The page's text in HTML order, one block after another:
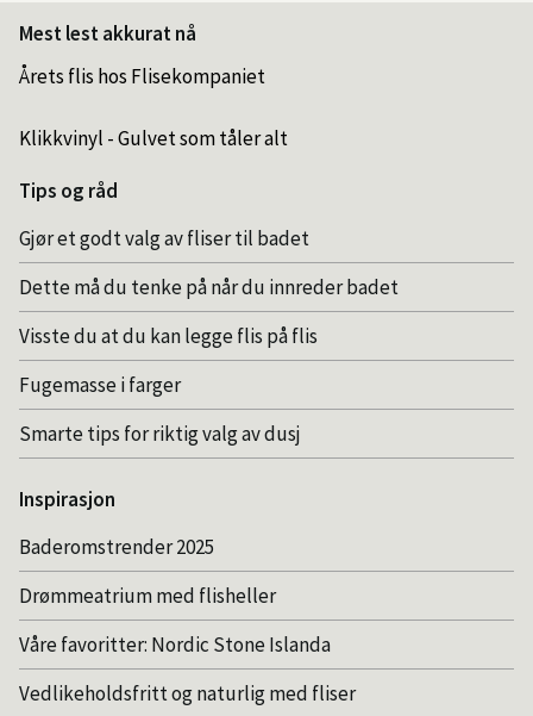
Mest lest akkurat nå
Årets flis hos Flisekompaniet
Klikkvinyl - Gulvet som tåler alt
Tips og råd
Gjør et godt valg av fliser til badet
Dette må du tenke på når du innreder badet
Visste du at du kan legge flis på flis
Fugemasse i farger
Smarte tips for riktig valg av dusj
Inspirasjon
Baderomstrender 2025
Drømmeatrium med flisheller
Våre favoritter: Nordic Stone Islanda
Vedlikeholdsfritt og naturlig med fliser